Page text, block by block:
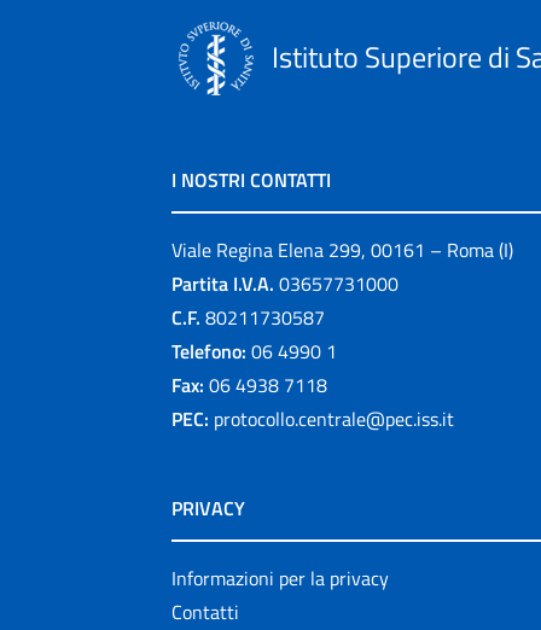
Istituto Superiore di
I NOSTRI CONTATTI
Viale Regina Elena 299, 00161 – Roma (I)
Partita I.V.A. 03657731000
C.F. 80211730587
Telefono: 06 4990 1
Fax: 06 4938 7118
PEC: protocollo.centrale@pec.iss.it
PRIVACY
Informazioni per la privacy
Contatti